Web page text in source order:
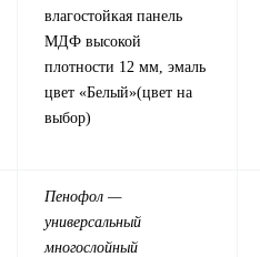
влагостойкая панель
МДФ высокой
плотности 12 мм, эмаль
цвет «Белый»(цвет на
выбор)
Пенофол —
универсальный
многослойный